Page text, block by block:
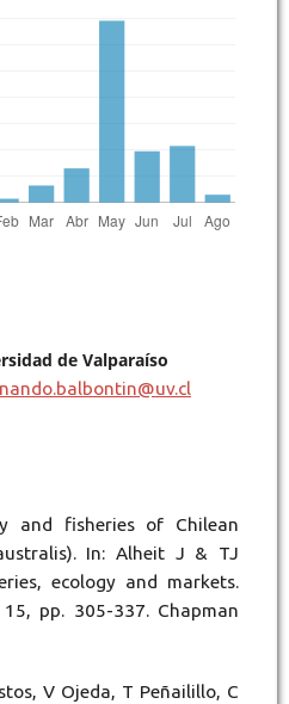
de Valparaíso
and fisheries of Chilean
In: Alheit J & TJ
ecology and markets.
pp. 305-337. Chapman
V Ojeda, T Peñailillo, C